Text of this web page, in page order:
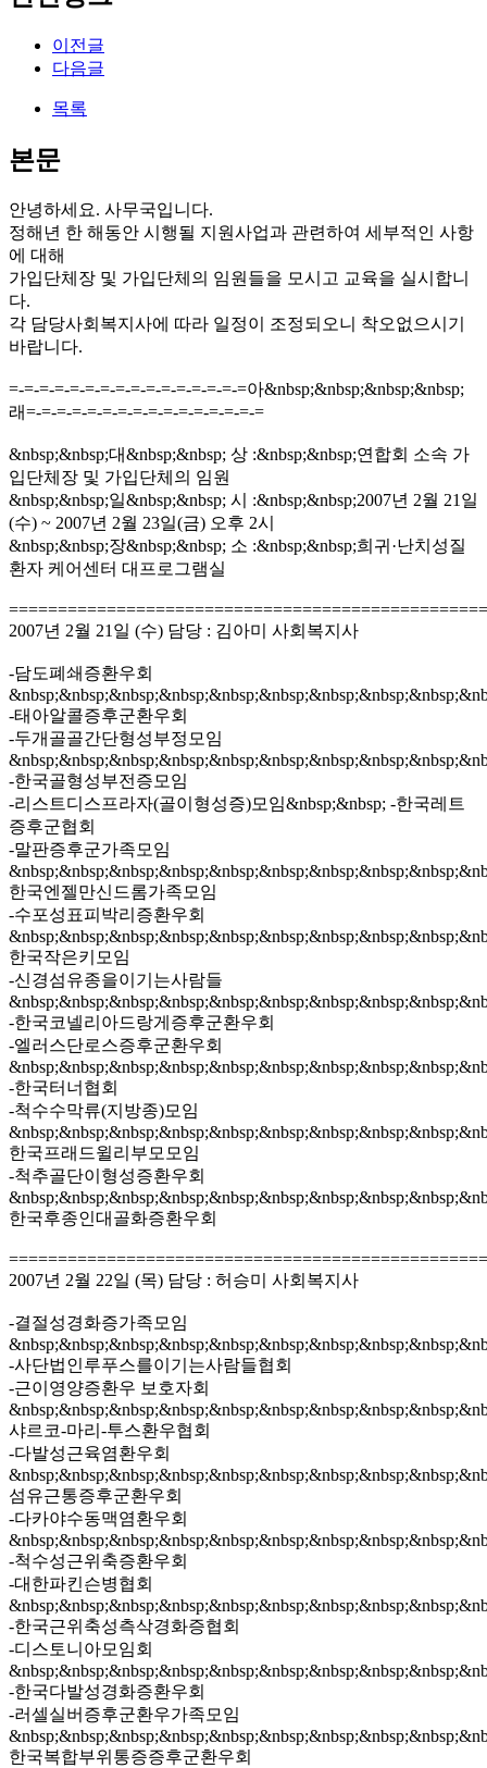
이전글
다음글
목록
본문
안녕하세요. 사무국입니다.
정해년 한 해동안 시행될 지원사업과 관련하여 세부적인 사항
에 대해
가입단체장 및 가입단체의 임원들을 모시고 교육을 실시합니
다.
각 담당사회복지사에 따라 일정이 조정되오니 착오없으시기
바랍니다.
=-=-=-=-=-=-=-=-=-=-=-=-=-=-=-=아&nbsp;&nbsp;&nbsp;&nbsp;
래=-=-=-=-=-=-=-=-=-=-=-=-=-=-=-=
&nbsp;&nbsp;대&nbsp;&nbsp; 상 :&nbsp;&nbsp;연합회 소속 가
입단체장 및 가입단체의 임원
&nbsp;&nbsp;일&nbsp;&nbsp; 시 :&nbsp;&nbsp;2007년 2월 21일
(수) ~ 2007년 2월 23일(금) 오후 2시
&nbsp;&nbsp;장&nbsp;&nbsp; 소 :&nbsp;&nbsp;희귀·난치성질
환자 케어센터 대프로그램실
2007년 2월 21일 (수) 담당 : 김아미 사회복지사
-담도폐쇄증환우회
-태아알콜증후군환우회
-두개골골간단형성부정모임
-한국골형성부전증모임
-리스트디스프라자(골이형성증)모임&nbsp;&nbsp; -한국레트
증후군협회
-말판증후군가족모임
한국엔젤만신드롬가족모임
-수포성표피박리증환우회
한국작은키모임
-신경섬유종을이기는사람들
-한국코넬리아드랑게증후군환우회
-엘러스단로스증후군환우회
-한국터너협회
-척수수막류(지방종)모임
한국프래드윌리부모모임
-척추골단이형성증환우회
한국후종인대골화증환우회
2007년 2월 22일 (목) 담당 : 허승미 사회복지사
-결절성경화증가족모임
-사단법인루푸스를이기는사람들협회
-근이영양증환우 보호자회
샤르코-마리-투스환우협회
-다발성근육염환우회
섬유근통증후군환우회
-다카야수동맥염환우회
-척수성근위축증환우회
-대한파킨슨병협회
-한국근위축성측삭경화증협회
-디스토니아모임회
-한국다발성경화증환우회
-러셀실버증후군환우가족모임
한국복합부위통증증후군환우회